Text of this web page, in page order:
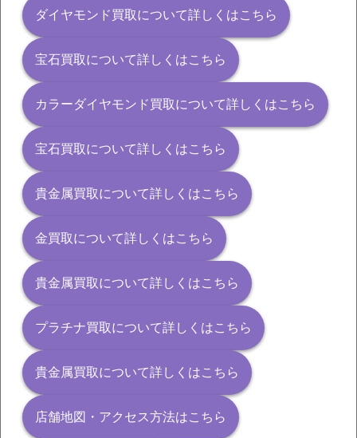
ダイヤモンド買取について詳しくはこちら
宝石買取について詳しくはこちら
カラーダイヤモンド買取について詳しくはこちら
宝石買取について詳しくはこちら
貴金属買取について詳しくはこちら
金買取について詳しくはこちら
貴金属買取について詳しくはこちら
プラチナ買取について詳しくはこちら
貴金属買取について詳しくはこちら
店舗地図・アクセス方法はこちら